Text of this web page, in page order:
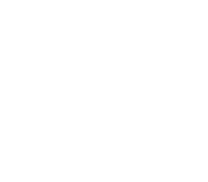
告，您的业务发展解决方案